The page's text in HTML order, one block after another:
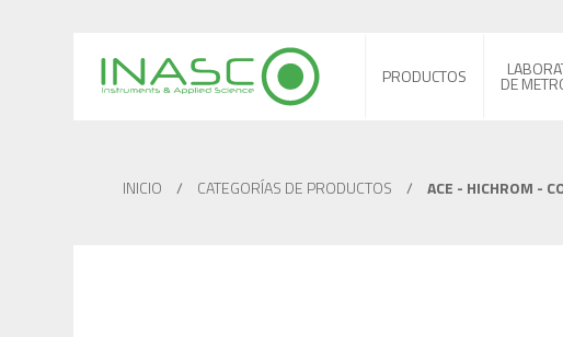
PRODUCTOS DE
INICIO / CATEGORÍAS DE PRODUCTOS / ACE - HICHROM -